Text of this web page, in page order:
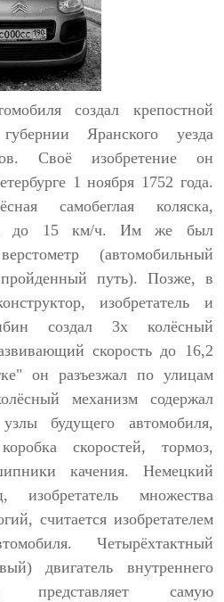
создал крепостной
Яранского уезда
Своё изобретение он
1 ноября 1752 года.
самобеглая коляска,
до 15 км/ч. Им же был
(автомобильный
путь). Позже, в
изобретатель и
создал 3х колёсный
скорость до 16,2
он разъезжал по улицам
механизм содержал
будущего автомобиля,
скоростей, тормоз,
качения. Немецкий
множества
считается изобретателем
Четырёхтактный
двигатель внутреннего
представляет самую